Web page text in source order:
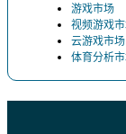
游戏市场
视频游戏
云游戏市场
体育分析